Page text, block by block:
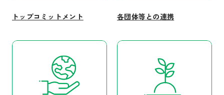
トップコミットメント 各団体等との連携